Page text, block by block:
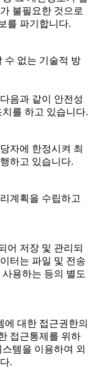
불필요한 것으로
를 파기합니다.
수 없는 기술적 방
음과 같이 안전성
를 하고 있습니다.
자에 한정시켜 최
하고 있습니다.
계획을 수립하고
어 저장 및 관리되
터는 파일 및 전송
용하는 등의 별도
대한 접근권한의
접근통제를 위하
템을 이용하여 외
.